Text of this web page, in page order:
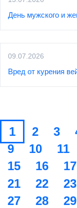
День мужского и
09.07.2026
Вред от курения
1 2 3
9
10 11
15
16 17
21
22 23
27
28 29